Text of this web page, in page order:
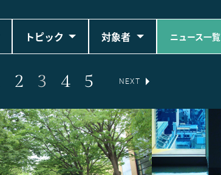
トピック 対象者 ニュース一覧
2 3 4 5 NEXT